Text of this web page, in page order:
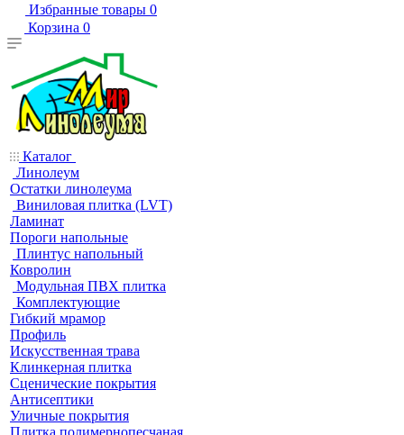
Избранные товары 0
Корзина 0
Каталог
Линолеум
Остатки линолеума
Виниловая плитка (LVT)
Ламинат
Пороги напольные
Плинтус напольный
Ковролин
Модульная ПВХ плитка
Комплектующие
Гибкий мрамор
Профиль
Искусственная трава
Клинкерная плитка
Сценические покрытия
Антисептики
Уличные покрытия
Плитка полимернопесчаная